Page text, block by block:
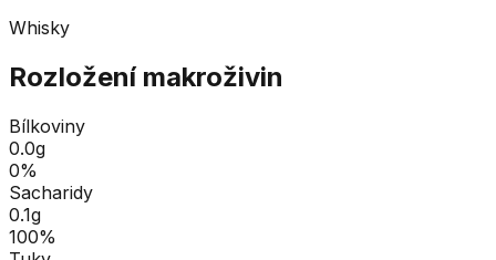
Whisky
Rozložení makroživin
Bílkoviny
0.0g
0%
Sacharidy
0.1g
100%